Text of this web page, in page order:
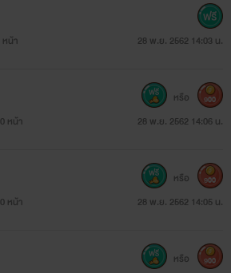
หน้า 28 พ.ย. 2562 14:03 น.
หน้า 28 พ.ย. 2562 14:06 น.
หรือ 900
หน้า 28 พ.ย. 2562 14:05 น.
หรือ 900
หรือ 900